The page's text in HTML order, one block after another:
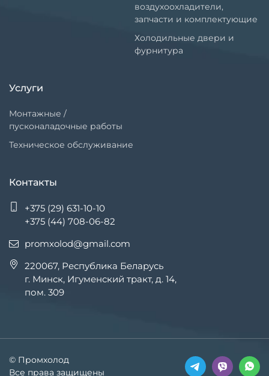
воздухоохладители,
запчасти и комплектующие
Холодильные двери и
фурнитура
Услуги
Монтажные /
пусконаладочные работы
Техническое обслуживание
Контакты
+375 (29) 631-10-10
+375 (44) 708-06-82
promxolod@gmail.com
220067, Республика Беларусь
г. Минск, Игуменский тракт, д. 14,
пом. 309
© Промхолод
Все права защищены